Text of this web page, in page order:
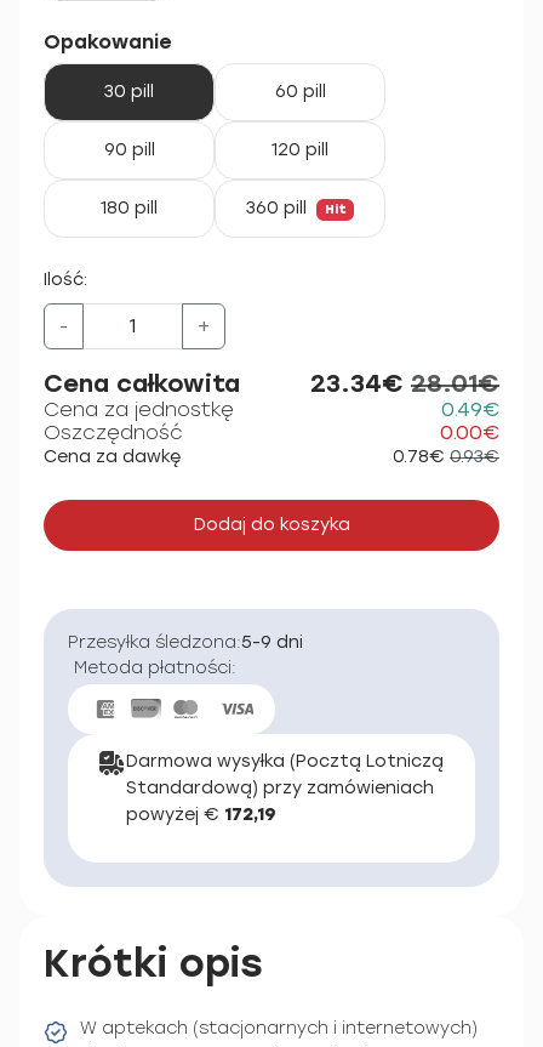
Opakowanie
30 pill 60 pill
90 pill 120 pill
180 pill 360 pill Hit
Ilość:
- +
Cena całkowita 23.34€ 28.01€
Cena za jednostkę
0.49€
Oszczędność
0.00€
Cena za dawkę 0.78€ 0.93€
Dodaj do koszyka
Przesyłka śledzona:5-9 dni
Metoda płatności:
Darmowa wysyłka (Pocztą Lotniczą
Standardową) przy zamówieniach
powyżej € 172,19
Krótki opis
W aptekach (stacjonarnych i internetowych)